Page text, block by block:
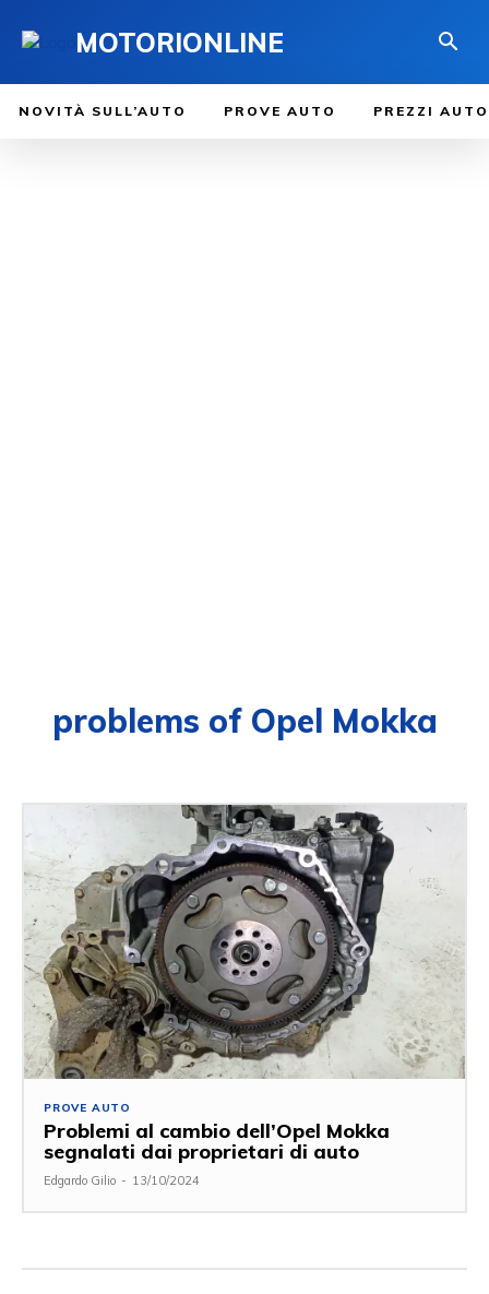
MOTORIONLINE
NOVITÀ SULL’AUTO PROVE AUTO PREZZI AUTO
problems of Opel Mokka
PROVE AUTO
Problemi al cambio dell’Opel Mokka
segnalati dai proprietari di auto
Edgardo Gilio - 13/10/2024